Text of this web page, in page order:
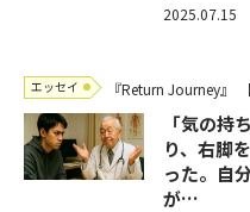
2025.07.15
エッセイ 『Return Journey』
「気の持
り、右脚
った。自
が…